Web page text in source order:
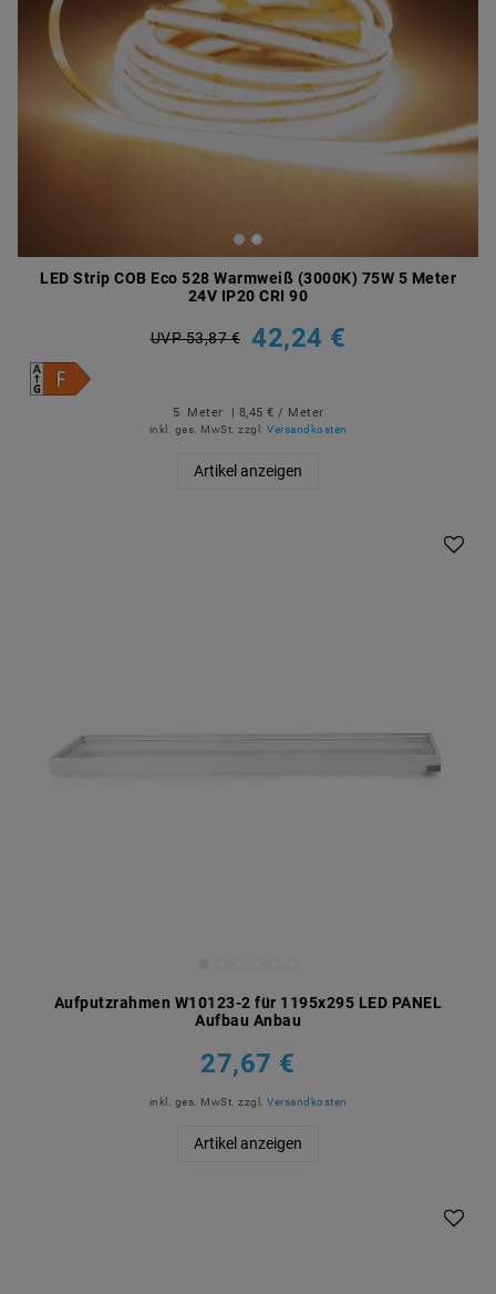
LED Strip COB Eco 528 Warmweiß (3000K) 75W 5 Meter
24V IP20 CRI 90
UVP 53,87 € 42,24 €
5 Meter | 8,45 € / Meter
inkl. ges. MwSt. zzgl. Versandkosten
Artikel anzeigen
Aufputzrahmen W10123-2 für 1195x295 LED PANEL
Aufbau Anbau
27,67 €
inkl. ges. MwSt. zzgl. Versandkosten
Artikel anzeigen